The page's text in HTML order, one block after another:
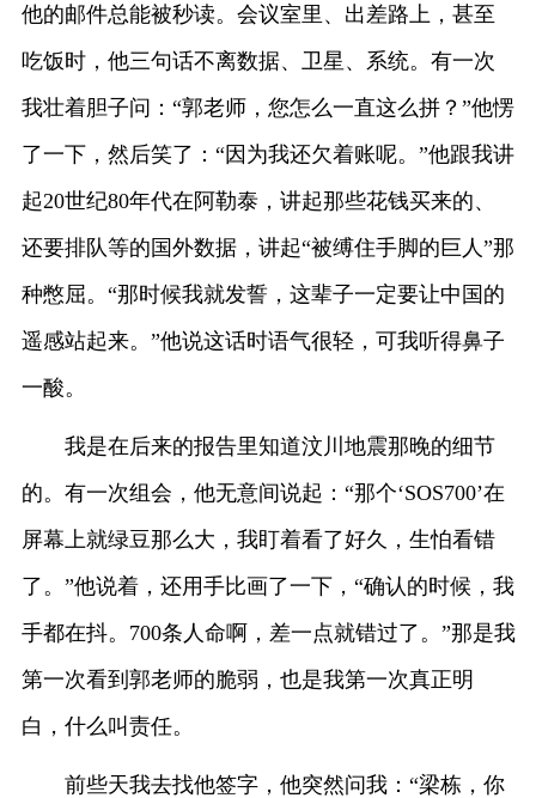
他的邮件总能被秒读。会议室里、出差路上，甚至
吃饭时，他三句话不离数据、卫星、系统。有一次
我壮着胆子问：“郭老师，您怎么一直这么拼？”他愣
了一下，然后笑了：“因为我还欠着账呢。”他跟我讲
起20世纪80年代在阿勒泰，讲起那些花钱买来的、
还要排队等的国外数据，讲起“被缚住手脚的巨人”那
种憋屈。“那时候我就发誓，这辈子一定要让中国的
遥感站起来。”他说这话时语气很轻，可我听得鼻子
一酸。
我是在后来的报告里知道汶川地震那晚的细节
的。有一次组会，他无意间说起：“那个‘SOS700’在
屏幕上就绿豆那么大，我盯着看了好久，生怕看错
了。”他说着，还用手比画了一下，“确认的时候，我
手都在抖。700条人命啊，差一点就错过了。”那是我
第一次看到郭老师的脆弱，也是我第一次真正明
白，什么叫责任。
前些天我去找他签字，他突然问我：“梁栋，你